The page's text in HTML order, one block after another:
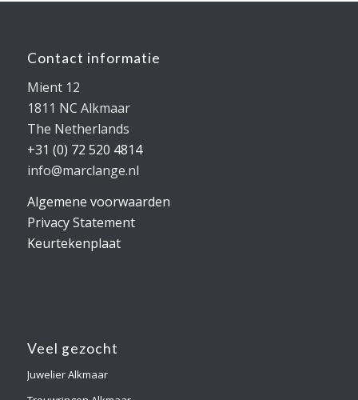
Contact informatie
Mient 12
1811 NC Alkmaar
The Netherlands
+31 (0) 72 520 4814
info@marclange.nl
Algemene voorwaarden
Privacy Statement
Keurtekenplaat
Veel gezocht
Juwelier Alkmaar